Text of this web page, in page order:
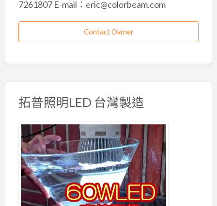
7261807 E-mail：eric@colorbeam.com
Contact Owner
拓普照明LED 台灣製造